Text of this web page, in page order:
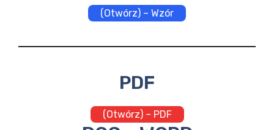
(Otwórz) – Wzór
PDF
(Otwórz) – PDF